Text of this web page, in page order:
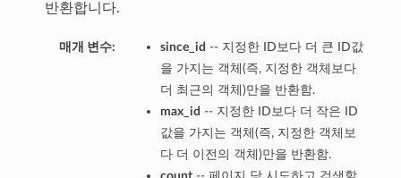
반환합니다.
매개 변수: since_id -- 지정한 ID보다 더 큰 ID값
을 가지는 객체(즉, 지정한 객체보다
더 최근의 객체)만을 반환함.
max_id -- 지정한 ID보다 더 작은 ID
값을 가지는 객체(즉, 지정한 객체보
다 더 이전의 객체)만을 반환함.